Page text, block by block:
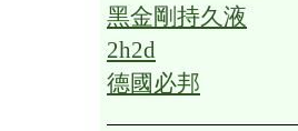
黑金剛持久液
2h2d
德國必邦